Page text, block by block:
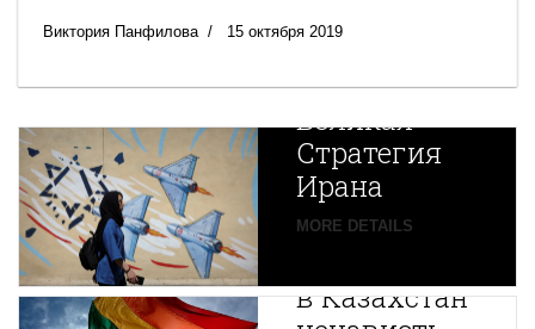
Виктория Панфилова 15 октября 2019
Новая
Великая
Стратегия
Ирана
MORE DETAILS
Путин
в Казахстан
Центральной